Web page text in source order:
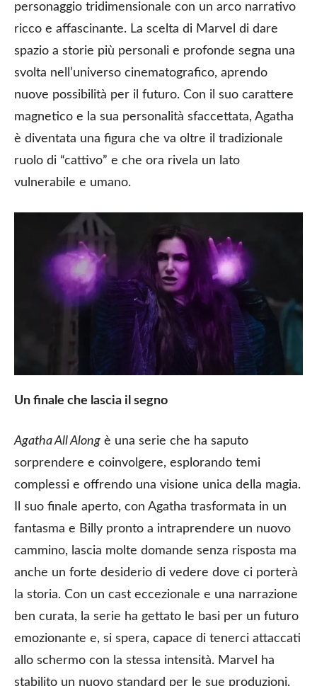
personaggio tridimensionale con un arco narrativo
ricco e affascinante. La scelta di Marvel di dare
spazio a storie più personali e profonde segna una
svolta nell’universo cinematografico, aprendo
nuove possibilità per il futuro. Con il suo carattere
magnetico e la sua personalità sfaccettata, Agatha
è diventata una figura che va oltre il tradizionale
ruolo di “cattivo” e che ora rivela un lato
vulnerabile e umano.
Un finale che lascia il segno
Agatha All Along è una serie che ha saputo
sorprendere e coinvolgere, esplorando temi
complessi e offrendo una visione unica della magia.
Il suo finale aperto, con Agatha trasformata in un
fantasma e Billy pronto a intraprendere un nuovo
cammino, lascia molte domande senza risposta ma
anche un forte desiderio di vedere dove ci porterà
la storia. Con un cast eccezionale e una narrazione
ben curata, la serie ha gettato le basi per un futuro
emozionante e, si spera, capace di tenerci attaccati
allo schermo con la stessa intensità. Marvel ha
stabilito un nuovo standard per le sue produzioni,